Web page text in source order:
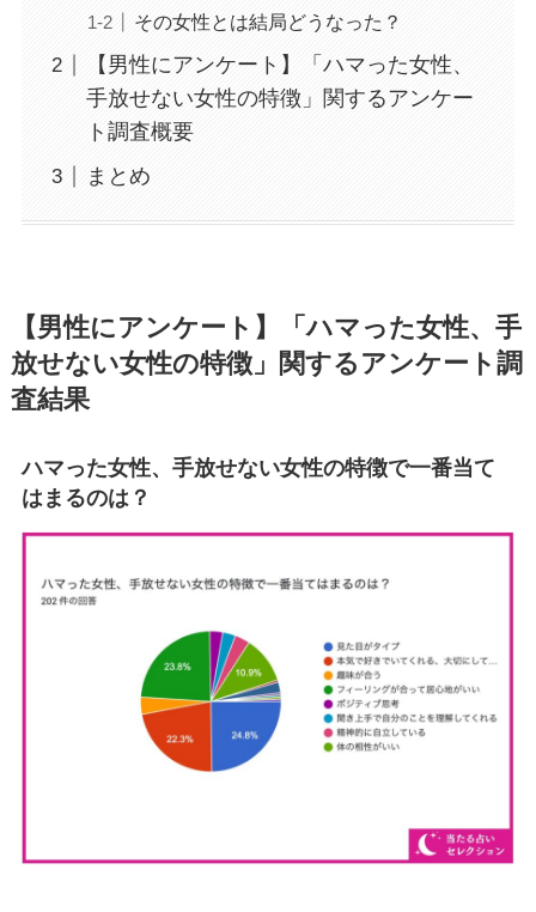
その女性とは結局どうなった？
【男性にアンケート】「ハマった女性、
手放せない女性の特徴」関するアンケー
ト調査概要
まとめ
【男性にアンケート】「ハマった女性、手
放せない女性の特徴」関するアンケート調
査結果
ハマった女性、 手放せない女性の特徴で一番当て
はまるのは？